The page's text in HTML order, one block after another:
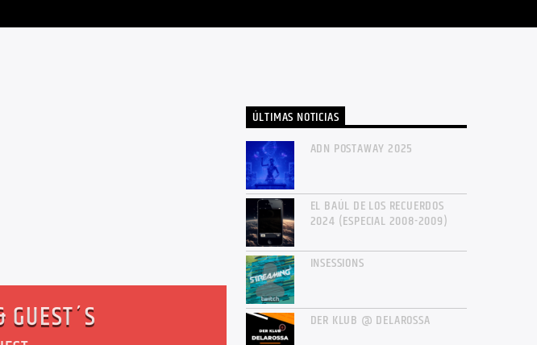
GUEST´S
ÚLTIMAS NOTICIAS
ADN POSTAWAY 2025
EL BAÚL DE LOS RECUERDOS
2024 (ESPECIAL 2008-2009)
INSESSIONS
DER KLUB @ DELAROSSA